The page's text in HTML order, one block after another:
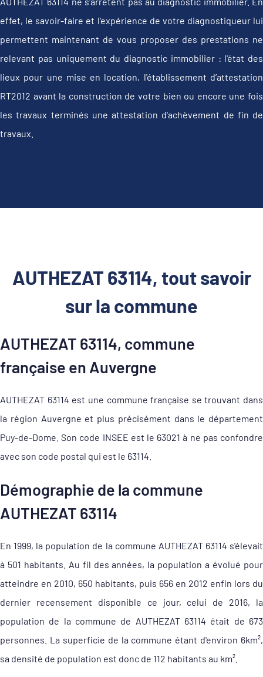
effet, le savoir-faire et l'expérience de votre diagnostiqueur lui
permettent maintenant de vous proposer des prestations ne
relevant pas uniquement du diagnostic immobilier : l'état des
lieux pour une mise en location, l'établissement d’attestation
RT2012 avant la construction de votre bien ou encore une fois
les travaux terminés une attestation d'achèvement de fin de
travaux.
AUTHEZAT 63114, tout savoir
sur la commune
AUTHEZAT 63114, commune
française en Auvergne
AUTHEZAT 63114 est une commune française se trouvant dans
la région Auvergne et plus précisément dans le département
Puy-de-Dome. Son code INSEE est le 63021 à ne pas confondre
avec son code postal qui est le 63114.
Démographie de la commune
AUTHEZAT 63114
En 1999, la population de la commune AUTHEZAT 63114 s'élevait
à 501 habitants. Au fil des années, la population a évolué pour
atteindre en 2010, 650 habitants, puis 656 en 2012 enfin lors du
dernier recensement disponible ce jour, celui de 2016, la
population de la commune de AUTHEZAT 63114 était de 673
personnes. La superficie de la commune étant d'environ 6km²,
sa densité de population est donc de 112 habitants au km².